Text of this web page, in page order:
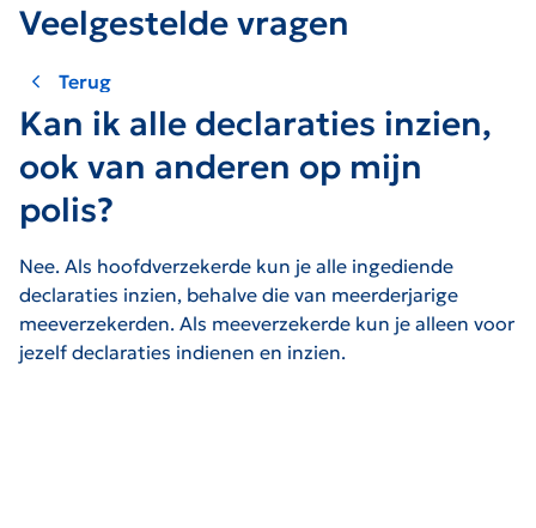
Veelgestelde vragen
Terug
Kan ik alle declaraties inzien,
ook van anderen op mijn
polis?
Nee. Als hoofdverzekerde kun je alle ingediende
declaraties inzien, behalve die van meerderjarige
meeverzekerden. Als meeverzekerde kun je alleen voor
jezelf declaraties indienen en inzien.